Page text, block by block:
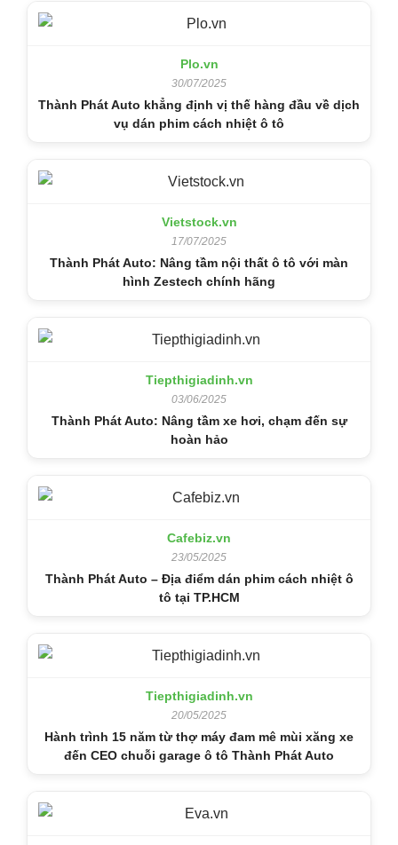
Plo.vn
30/07/2025
Thành Phát Auto khẳng định vị thế hàng đầu về dịch
vụ dán phim cách nhiệt ô tô
Vietstock.vn
17/07/2025
Thành Phát Auto: Nâng tầm nội thất ô tô với màn
hình Zestech chính hãng
Tiepthigiadinh.vn
03/06/2025
Thành Phát Auto: Nâng tầm xe hơi, chạm đến sự
hoàn hảo
Cafebiz.vn
23/05/2025
Thành Phát Auto – Địa điểm dán phim cách nhiệt ô
tô tại TP.HCM
Tiepthigiadinh.vn
20/05/2025
Hành trình 15 năm từ thợ máy đam mê mùi xăng xe
đến CEO chuỗi garage ô tô Thành Phát Auto